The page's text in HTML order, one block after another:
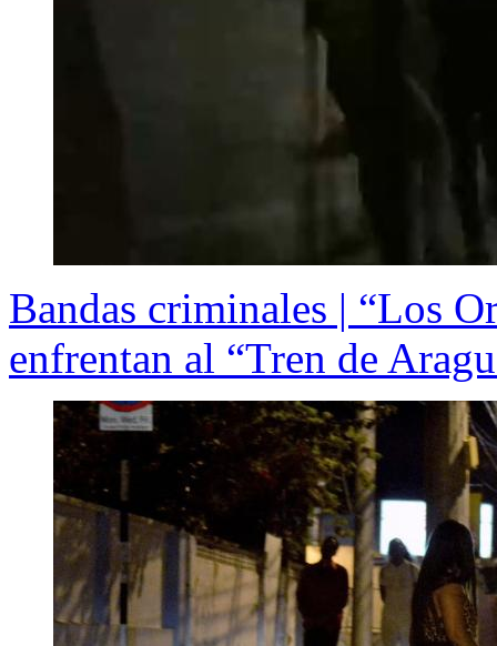
Bandas criminales | “Los
enfrentan al “Tren de